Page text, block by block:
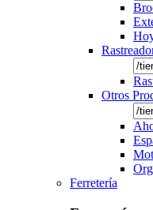
Otros
Ferretería